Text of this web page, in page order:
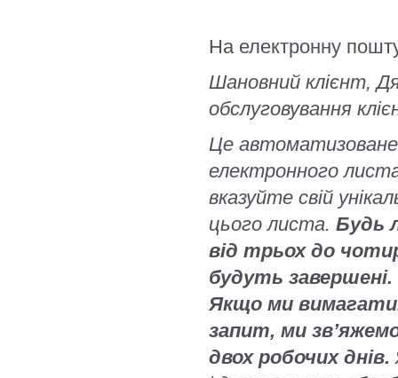
На електронну
Шановний клієнт,
обслуговування
Це
електронного
вказуйте свій
цього листа. Будь
від трьох до
будуть завершені.
Якщо ми
запит, ми
двох робочих днів.